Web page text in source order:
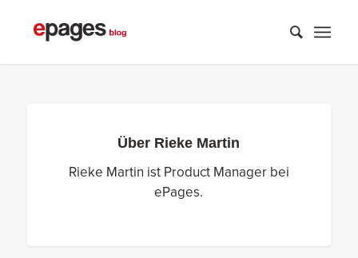
Über Rieke Martin
Rieke Martin ist Product Manager bei
ePages.